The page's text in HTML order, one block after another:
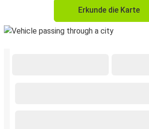
Erkunde die Karte